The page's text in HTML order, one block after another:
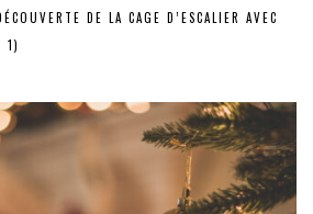
DE LA CAGE D’ESCALIER AVEC
1)